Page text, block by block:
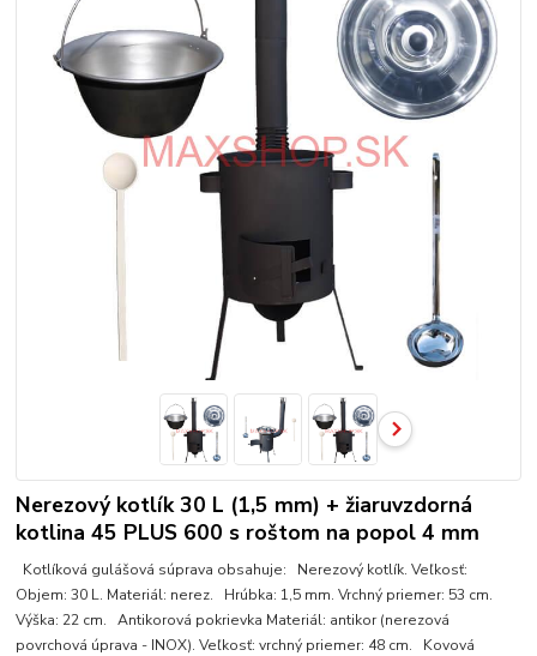
Nerezový kotlík 30 L (1,5 mm) + žiaruvzdorná
kotlina 45 PLUS 600 s roštom na popol 4 mm
Kotlíková gulášová súprava obsahuje: Nerezový kotlík. Veľkosť:
Objem: 30 L. Materiál: nerez. Hrúbka: 1,5 mm. Vrchný priemer: 53 cm.
Výška: 22 cm. Antikorová pokrievka Materiál: antikor (nerezová
povrchová úprava - INOX). Veľkosť: vrchný priemer: 48 cm. Kovová